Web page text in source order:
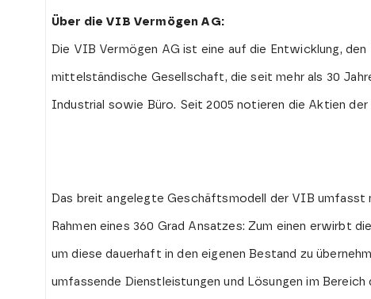
Über die VIB Vermögen AG:
Die VIB Vermögen AG ist eine auf die Entwicklung,
mittelständische Gesellschaft, die seit mehr als 30
Industrial sowie Büro. Seit 2005 notieren die Aktien
Das breit angelegte Geschäftsmodell der VIB umfasst
Rahmen eines 360 Grad Ansatzes: Zum einen erwirbt
um diese dauerhaft in den eigenen Bestand zu
umfassende Dienstleistungen und Lösungen im